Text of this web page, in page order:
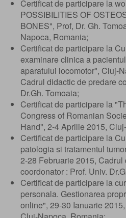
Certificat de participare la
POSSIBILITIES OF
BONES", Prof, Dr. Gh.
Napoca, Romania;
Certificat de participare la
examinare clinica a
aparatului locomotor", Cluj-
Cadrul didactic de predare
Dr.Gh. Tomoaia;
Certificat de participare la
Congress of Romanian
Hand", 2-4 Aprilie 2015,
Certificat de participare la
patologia si tratamentul
2-28 Februarie 2015,
coordonator : Prof. Univ.
Certificat de participare la
personala. Gestionarea
online", 29-30 Ianuarie